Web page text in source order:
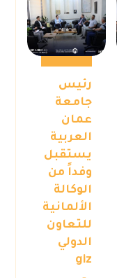
رئيس
جامعة
عمان
العربية
يستقبل
وفداً من
الوكالة
الألمانية
للتعاون
الدولي
giz